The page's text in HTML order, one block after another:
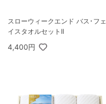
スローウィークエンド バス･フェ
イスタオルセットII
4,400円